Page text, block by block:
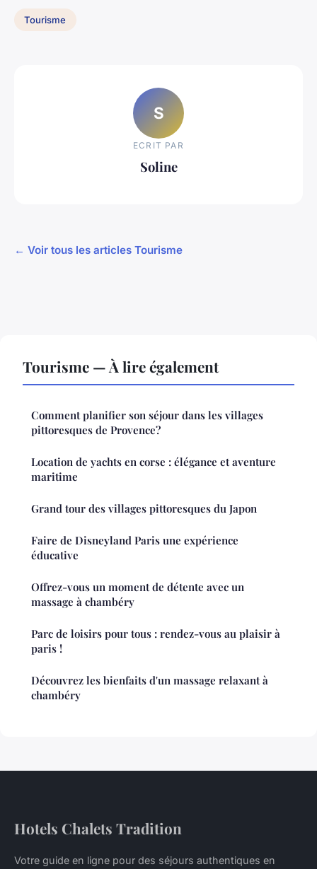
Tourisme
S
ECRIT PAR
Soline
← Voir tous les articles Tourisme
Tourisme — À lire également
Comment planifier son séjour dans les villages
pittoresques de Provence?
Location de yachts en corse : élégance et aventure
maritime
Grand tour des villages pittoresques du Japon
Faire de Disneyland Paris une expérience
éducative
Offrez-vous un moment de détente avec un
massage à chambéry
Parc de loisirs pour tous : rendez-vous au plaisir à
paris !
Découvrez les bienfaits d'un massage relaxant à
chambéry
Hotels Chalets Tradition
Votre guide en ligne pour des séjours authentiques en